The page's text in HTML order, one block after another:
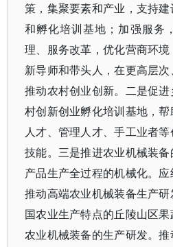
策，集聚要素和产业，支持
和孵化培训基地；加强服务
理、服务改革，优化营商环
新导师和带头人，在更高层
推动农村创业创新。二是促
村创新创业孵化培训基地，
人才、管理人才、手工业者
技能。三是推进农业机械装
产品生产全过程的机械化。
推动高端农业机械装备生产
国农业生产特点的丘陵山区
农业机械装备的生产研发。